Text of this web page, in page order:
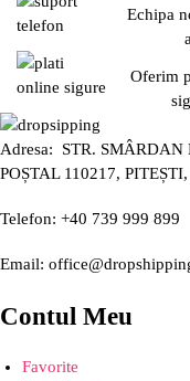
Echipa
Oferim
Adresa: STR. SMÂRDAN
POȘTAL 110217,
Telefon: +40 739 999 899
Email:
Contul Meu
Favorite